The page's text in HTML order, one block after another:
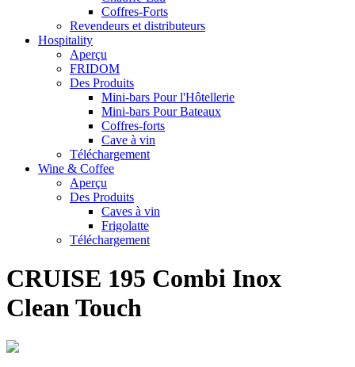
Coffres-Forts
Revendeurs et distributeurs
Hospitality
Aperçu
FRIDOM
Des Produits
Mini-bars Pour l'Hôtellerie
Mini-bars Pour Bateaux
Coffres-forts
Cave à vin
Téléchargement
Wine & Coffee
Aperçu
Des Produits
Caves à vin
Frigolatte
Téléchargement
CRUISE 195 Combi Inox
Clean Touch